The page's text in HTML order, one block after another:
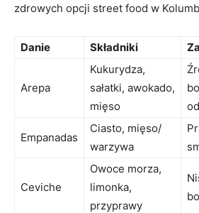
zdrowych opcji street food w
Danie Składniki
Arepa
Kukurydza,
sałatki, awokado,
mięso
Empanadas
Ciasto, mięso/
warzywa
Ceviche
Owoce morza,
limonka,
przyprawy